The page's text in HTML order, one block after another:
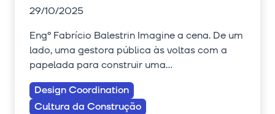
29/10/2025
Engº Fabrício Balestrin Imagine a cena. De um
lado, uma gestora pública às voltas com a
papelada para construir uma...
Design Coordination
Cultura da Construção